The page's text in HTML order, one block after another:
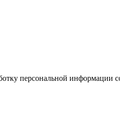
персональной информации